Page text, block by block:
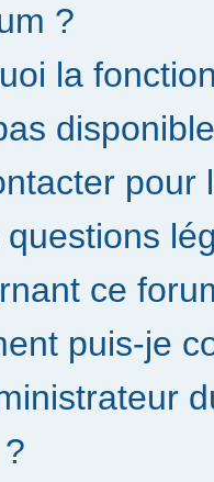
?
la
pour
ce
puis-je